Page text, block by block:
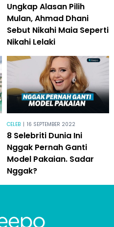
Ungkap Alasan Pilih
Mulan, Ahmad Dhani
Sebut Nikahi Maia Seperti
Nikahi Lelaki
CELEB | 16 SEPTEMBER 2022
8 Selebriti Dunia Ini
Nggak Pernah Ganti
Model Pakaian. Sadar
Nggak?